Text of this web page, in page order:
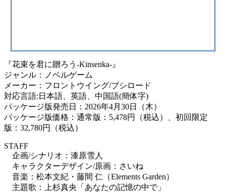
『花束を君に贈ろう-Kinsenka-』
ジャンル：ノベルゲーム
メーカー：フロントウイング/ブシロード
対応言語:日本語、英語、中国語(簡体字)
パッケージ版発売日：2026年4月30日（木）
パッケージ版価格：通常版：5,478円（税込）、初回限定
版：32,780円（税込）
STAFF
企画/シナリオ：漆原雪人
キャラクターデザイン/原画：さいね
音楽：松本文紀・藤間 仁（Elements Garden）
主題歌：上杉真央「あなたの記憶の中で」